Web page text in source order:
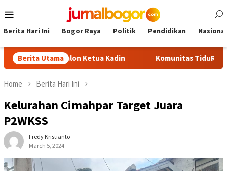
to
Menu
Berita Hari Ini Bogor Raya Politik Pendidikan Nasional
Berita Utama
Jadi Calon Ketua Kadin Komunitas TiduRUN Jajal Jalur
Home Berita Hari Ini
Kelurahan Cimahpar Target Juara
P2WKSS
Fredy Kristianto
March 5, 2024